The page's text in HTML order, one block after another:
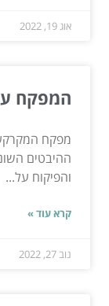
אוג 19, 2022
המפקח
מפקח
ההיבטים
והפיקוח על...
קרא עוד »
נוב 27, 2022